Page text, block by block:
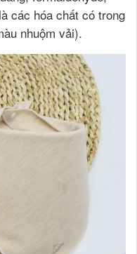
các hóa chất có trong
nhuộm vải).